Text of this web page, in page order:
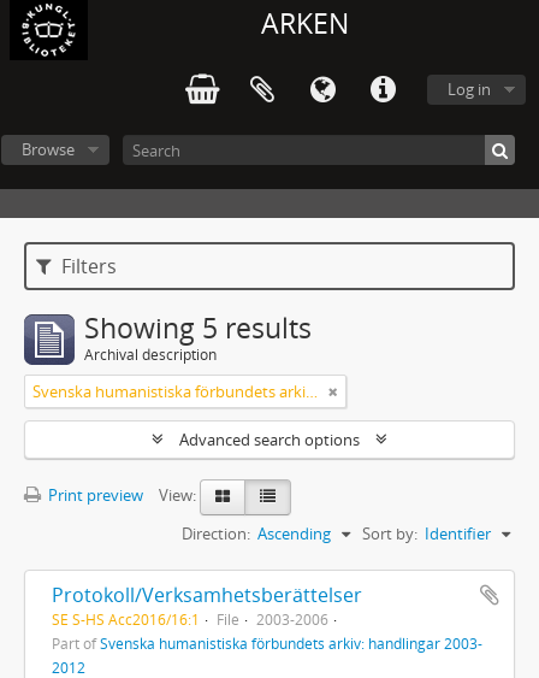
ARKEN
Log in
Browse
Filters
Showing 5 results
Archival description
Svenska humanistiska förbundets arkiv: handlingar 2003-2012
Advanced search options
Print preview
View:
Sort by: Identifier
Direction: Ascending
Protokoll/Verksamhetsberättelser
SE S-HS Acc2016/16:1 File
2003-2006
Part ofSvenska humanistiska förbundets arkiv: handlingar 2003-
2012